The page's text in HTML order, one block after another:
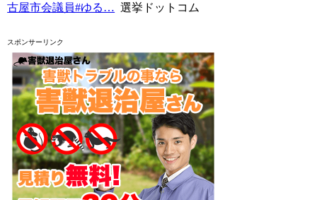
古屋市会議員#ゆる… 選挙ドットコム
スポンサーリンク